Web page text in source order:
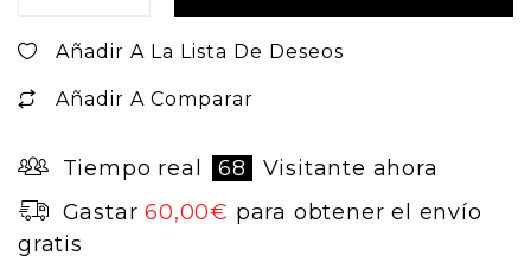
Añadir A La Lista De Deseos
Añadir A Comparar
Tiempo real 68
Visitante ahora
Gastar60,00€ para obtener el envío
gratis